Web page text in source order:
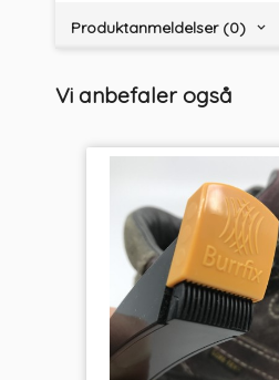
Produktanmeldelser (0)
Vi anbefaler også